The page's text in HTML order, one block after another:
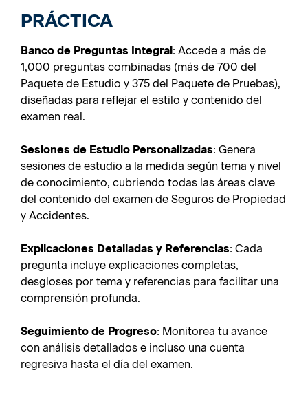
PRÁCTICA
Banco de Preguntas Integral: Accede a más de
1,000 preguntas combinadas (más de 700 del
Paquete de Estudio y 375 del Paquete de Pruebas),
diseñadas para reflejar el estilo y contenido del
examen real.
Sesiones de Estudio Personalizadas: Genera
sesiones de estudio a la medida según tema y nivel
de conocimiento, cubriendo todas las áreas clave
del contenido del examen de Seguros de Propiedad
y Accidentes.
Explicaciones Detalladas y Referencias: Cada
pregunta incluye explicaciones completas,
desgloses por tema y referencias para facilitar una
comprensión profunda.
Seguimiento de Progreso: Monitorea tu avance
con análisis detallados e incluso una cuenta
regresiva hasta el día del examen.